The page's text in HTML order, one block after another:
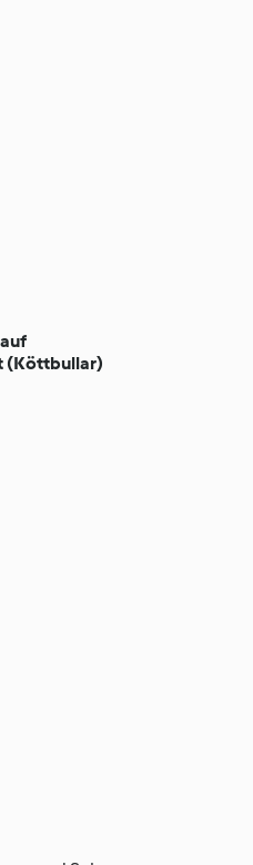
(Köttbullar)